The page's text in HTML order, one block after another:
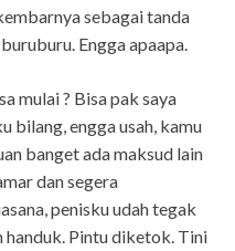
sebagai tanda
Engga apaapa.
mulai ? Bisa pak saya
bilang, engga usah, kamu
banget ada maksud lain
dan segera
penisku udah tegak
Pintu diketok. Tini